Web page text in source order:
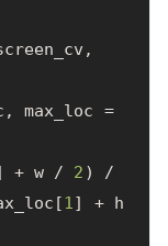
,
, max_loc
=
+ w / 2 )
/
[1] + h